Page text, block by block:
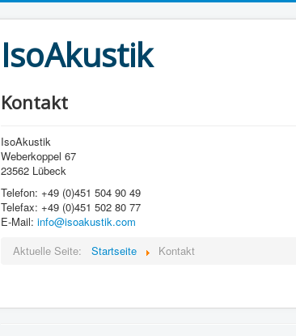
IsoAkustik
Kontakt
IsoAkustik
Weberkoppel 67
23562 Lübeck
Telefon: +49 (0)451 504 90 49
Telefax: +49 (0)451 502 80 77
E-Mail: info@isoakustik.com
Aktuelle Seite:
Startseite Kontakt